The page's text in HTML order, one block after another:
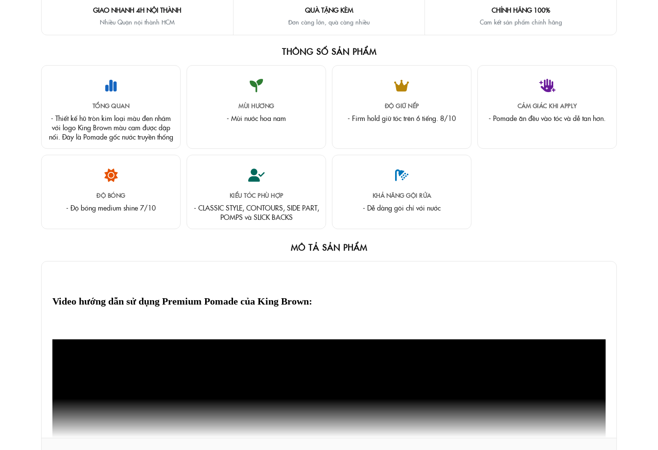
GIAO NHANH 4H NỘI THÀNH
Nhiều Quận nội thành HCM
QUÀ TẶNG KÈM
Đơn càng lớn, quà càng nhiều
CHÍNH HÃNG 100%
Cam kết sản phẩm chính hãng
THÔNG SỐ SẢN PHẨM
TỔNG QUAN
- Thiết kế hũ tròn kim loại màu đen nhám
với logo King Brown màu cam được dập
nổi. Đây là Pomade gốc nước truyền thống
MÙI HƯƠNG
- Mùi nước hoa nam
ĐỘ GIỮ NẾP
- Firm hold giữ tóc trên 6 tiếng. 8/10
CẢM GIÁC KHI APPLY
- Pomade ăn đều vào tóc và dễ tan hơn.
ĐỘ BÓNG
- Độ bóng medium shine 7/10
KIỂU TÓC PHÙ HỢP
- CLASSIC STYLE, CONTOURS, SIDE PART,
POMPS và SLICK BACKS
KHẢ NĂNG GỘI RỬA
- Dễ dàng gôi chỉ với nước
MÔ TẢ SẢN PHẨM
Video hướng dẫn sử dụng Premium Pomade của King Brown: